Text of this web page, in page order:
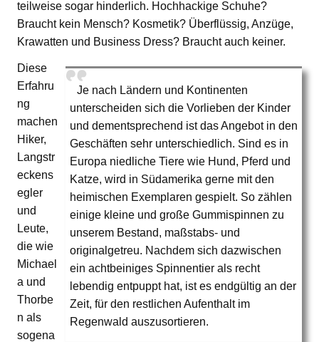
teilweise sogar hinderlich. Hochhackige Schuhe?
Braucht kein Mensch? Kosmetik? Überflüssig, Anzüge,
Krawatten und Business Dress? Braucht auch keiner.
Je nach Ländern und Kontinenten
unterscheiden sich die Vorlieben der Kinder
und dementsprechend ist das Angebot in den
Geschäften sehr unterschiedlich. Sind es in
Europa niedliche Tiere wie Hund, Pferd und
Katze, wird in Südamerika gerne mit den
heimischen Exemplaren gespielt. So zählen
einige kleine und große Gummispinnen zu
unserem Bestand, maßstabs- und
originalgetreu. Nachdem sich dazwischen
ein achtbeiniges Spinnentier als recht
lebendig entpuppt hat, ist es endgültig an der
Zeit, für den restlichen Aufenthalt im
Regenwald auszusortieren.
Diese
Erfahru
ng
machen
Hiker,
Langstr
eckens
egler
und
Leute,
die wie
Michael
a und
Thorbe
n als
sogena